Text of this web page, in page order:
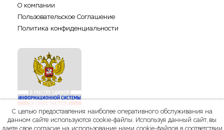
О компании
Пользовательское Соглашение
Политика конфиденциальности
С целью предоставления наиболее оперативного обслуживания на
данном сайте используются cookie-файлы. Используя данный сайт, вы